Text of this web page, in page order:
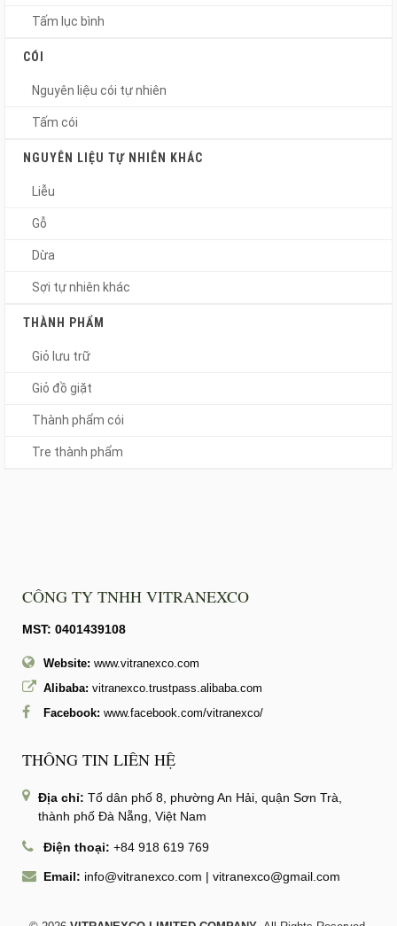
Tấm lục bình
CÓI
Nguyên liệu cói tự nhiên
Tấm cói
NGUYÊN LIỆU TỰ NHIÊN KHÁC
Liễu
Gỗ
Dừa
Sợi tự nhiên khác
THÀNH PHẨM
Giỏ lưu trữ
Giỏ đồ giặt
Thành phẩm cói
Tre thành phẩm
CÔNG TY TNHH VITRANEXCO
MST: 0401439108
Website: www.vitranexco.com
Alibaba: vitranexco.trustpass.alibaba.com
Facebook: www.facebook.com/vitranexco/
THÔNG TIN LIÊN HỆ
Địa chỉ: Tổ dân phố 8, phường An Hải, quận Sơn Trà,
thành phố Đà Nẵng, Việt Nam
Điện thoại: +84 918 619 769
Email: info@vitranexco.com | vitranexco@gmail.com